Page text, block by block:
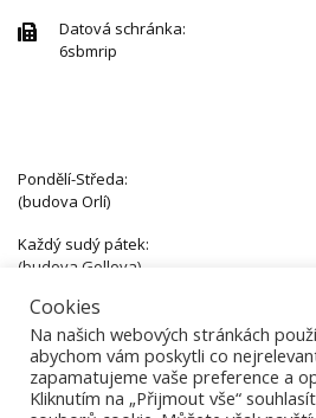
Datová schránka:
6sbmrip
Pondělí-Středa:
(budova Orlí)
Každý sudý pátek:
(budova Gollova)
Mimo uvedený čas je nutné se předem
Cookies
Na našich webových stránkách
abychom vám poskytli co
zapamatujeme vaše preference a
Kliknutím na „Přijmout vše“